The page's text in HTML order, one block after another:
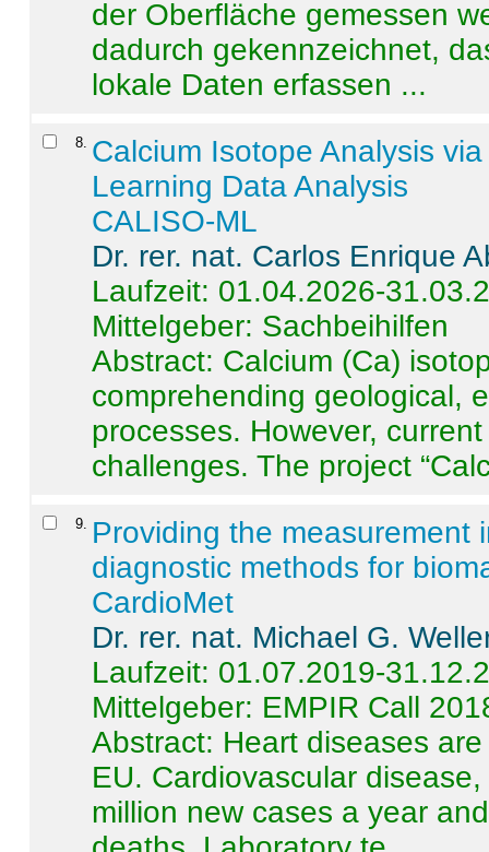
der Oberfläche gemessen
dadurch gekennzeichnet,
lokale Daten erfassen ...
8 Calcium Isotope Analysis
Learning Data Analysis
CALISO-ML
Dr. rer. nat. Carlos Enrique
Laufzeit: 01.04.2026-
Mittelgeber: Sachbeihilfen
Abstract: Calcium (Ca)
comprehending geological,
processes. However,
challenges. The project
9
Providing the measurement
diagnostic methods for
CardioMet
Dr. rer. nat. Michael G.
Laufzeit: 01.07.2019-
Mittelgeber: EMPIR Call
Abstract: Heart diseases
EU. Cardiovascular
million new cases a year